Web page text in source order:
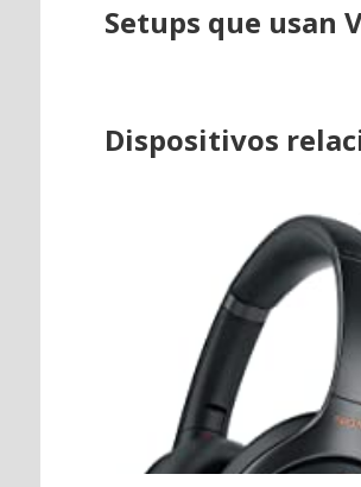
Setups que usan
Dispositivos